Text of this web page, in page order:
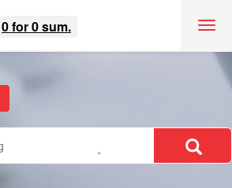
0for0sum.